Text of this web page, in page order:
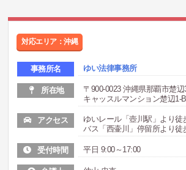
対応エリア：沖縄
事務所名 ゆい法律事務所
所在地
〒900-0023 沖縄県那覇市楚
キャッスルマンション楚辺1-B
アクセス
ゆいレール「壺川駅」より徒
バス「西壷川」停留所より徒
受付時間 平日 9:00～17:00